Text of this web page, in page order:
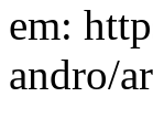
em:
andro/